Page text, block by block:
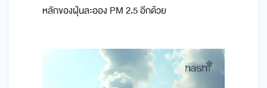
หลักของฝุ่นละออง PM 2.5 อีกด้วย